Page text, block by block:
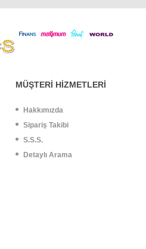
MÜŞTERİ HİZMETLERİ
Hakkımızda
Sipariş Takibi
S.S.S.
Detaylı Arama